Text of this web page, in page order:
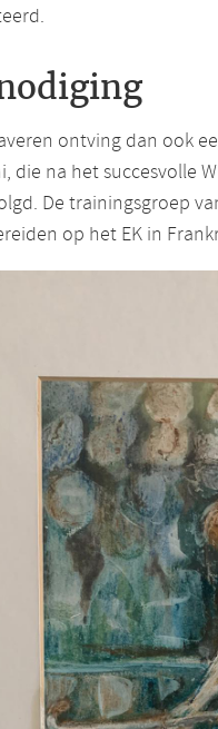
ontving dan ook
die na het succesvolle
De trainingsgroep
op het EK in